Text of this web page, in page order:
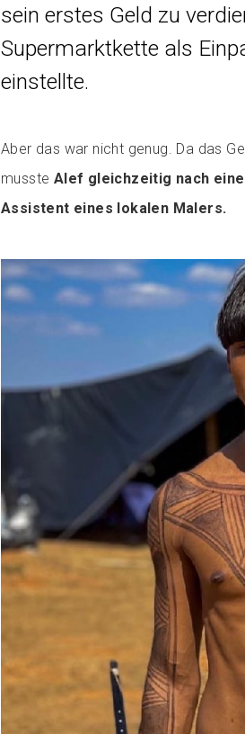
sein erstes Geld zu
Supermarktkette als
einstellte.
Aber das war nicht genug. Da das
musste Alef gleichzeitig nach
Assistent eines lokalen Malers.